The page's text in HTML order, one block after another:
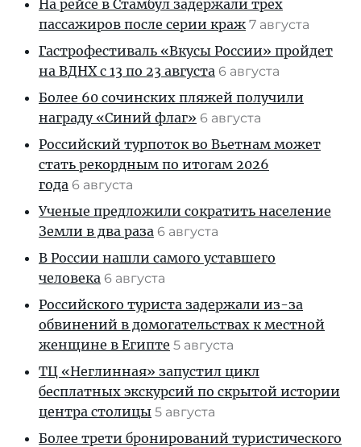
На рейсе в Стамбул задержали трех
пассажиров после серии краж 7 августа
Гастрофестиваль «Вкусы России» пройдет
на ВДНХ с 13 по 23 августа 6 августа
Более 60 сочинских пляжей получили
награду «Синий флаг» 6 августа
Российский турпоток во Вьетнам может
стать рекордным по итогам 2026
года 6 августа
Ученые предложили сократить население
Земли в два раза 6 августа
В России нашли самого уставшего
человека 6 августа
Российского туриста задержали из-за
обвинений в домогательствах к местной
женщине в Египте 5 августа
ТЦ «Неглинная» запустил цикл
бесплатных экскурсий по скрытой истории
центра столицы 5 августа
Более трети бронирований туристического